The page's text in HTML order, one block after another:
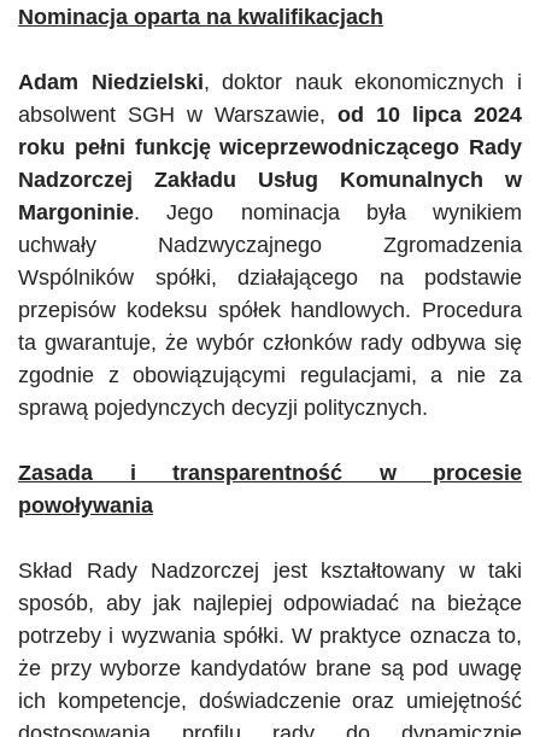
Nominacja oparta na kwalifikacjach
Adam Niedzielski, doktor nauk ekonomicznych i
absolwent SGH w Warszawie, od 10 lipca 2024
roku pełni funkcję wiceprzewodniczącego Rady
Nadzorczej Zakładu Usług Komunalnych w
Margoninie. Jego nominacja była wynikiem
uchwały Nadzwyczajnego Zgromadzenia
Wspólników spółki, działającego na podstawie
przepisów kodeksu spółek handlowych. Procedura
ta gwarantuje, że wybór członków rady odbywa się
zgodnie z obowiązującymi regulacjami, a nie za
sprawą pojedynczych decyzji politycznych.
Zasada i transparentność w procesie
powoływania
Skład Rady Nadzorczej jest kształtowany w taki
sposób, aby jak najlepiej odpowiadać na bieżące
potrzeby i wyzwania spółki. W praktyce oznacza to,
że przy wyborze kandydatów brane są pod uwagę
ich kompetencje, doświadczenie oraz umiejętność